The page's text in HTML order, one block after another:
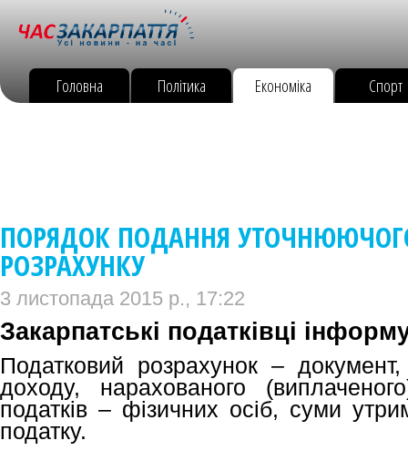
Головна Політика Економіка Спорт
ПОРЯДОК ПОДАННЯ
РОЗРАХУНКУ
3 листопада 2015 р., 17:22
Закарпатські податківці
Податковий розрахунок –
доходу, нарахованого
податків – фізичних осіб, суми
податку.